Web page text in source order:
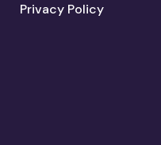
Privacy Policy